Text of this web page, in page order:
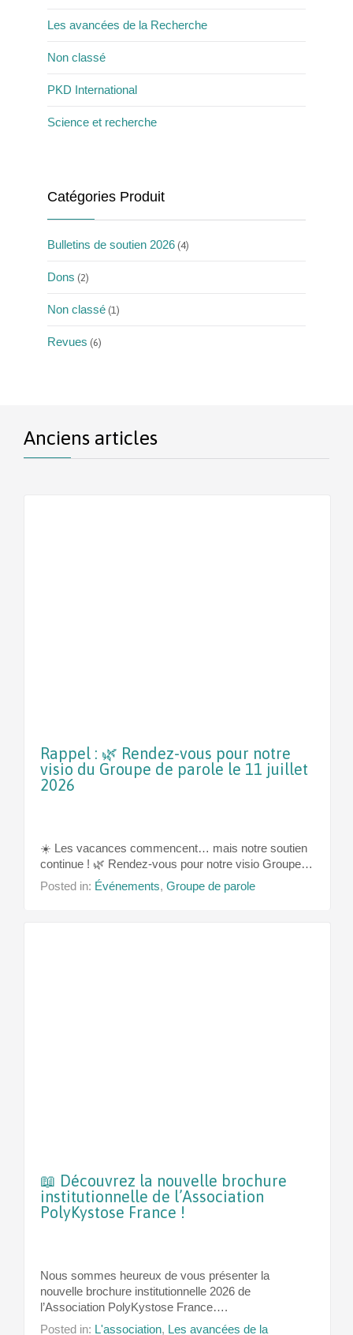
Les avancées de la Recherche
Non classé
PKD International
Science et recherche
Catégories Produit
Bulletins de soutien 2026 (4)
Dons (2)
Non classé (1)
Revues (6)
Anciens articles
Rappel : 🌿 Rendez-vous pour notre
visio du Groupe de parole le 11 juillet
2026
☀️ Les vacances commencent… mais notre soutien
continue ! 🌿 Rendez-vous pour notre visio Groupe…
Posted in: Événements, Groupe de parole
📖 Découvrez la nouvelle brochure
institutionnelle de l’Association
PolyKystose France !
Nous sommes heureux de vous présenter la
nouvelle brochure institutionnelle 2026 de
l’Association PolyKystose France….
Posted in: L'association, Les avancées de la